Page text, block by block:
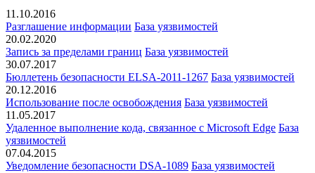
11.10.2016
Разглашение информации База уязвимостей
20.02.2020
Запись за пределами границ База уязвимостей
30.07.2017
Бюллетень безопасности ELSA-2011-1267 База уязвимостей
20.12.2016
Использование после освобождения База уязвимостей
11.05.2017
Удаленное выполнение кода, связанное с Microsoft Edge База
уязвимостей
07.04.2015
Уведомление безопасности DSA-1089 База уязвимостей